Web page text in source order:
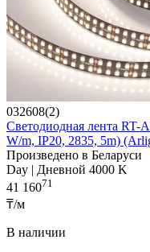
032608(2)
Светодиодная лента
W/m, IP20, 2835, 5m)
Произведено в Беларуси
Day | Дневной 4000 K
41 16071
₸/м
В наличии